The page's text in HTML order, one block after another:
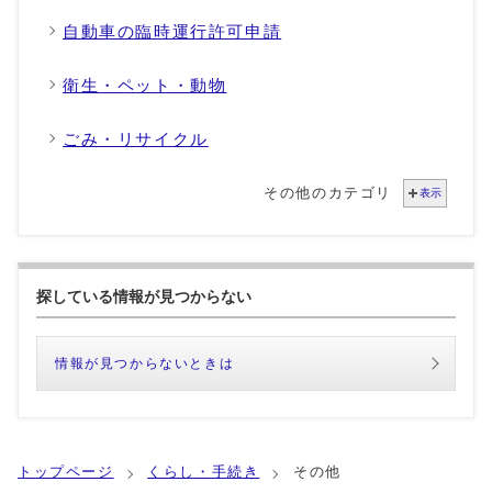
自動車の臨時運行許可申請
衛生・ペット・動物
ごみ・リサイクル
その他のカテゴリ 表示
探している情報が見つからない
情報が見つからないときは
トップページ くらし・手続き その他